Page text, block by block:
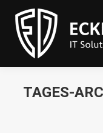
content
TAGES-